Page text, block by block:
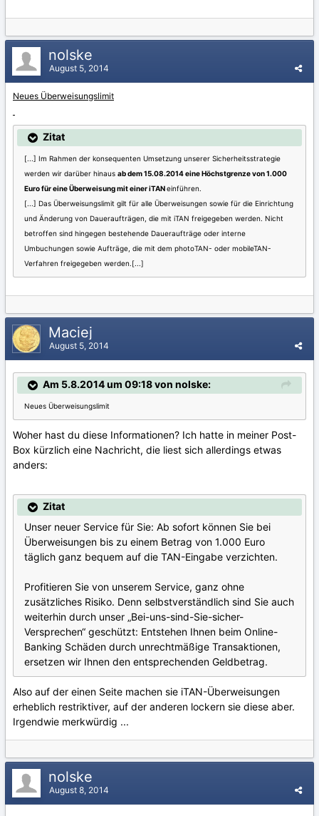
nolske
August 5, 2014
Neues Überweisungslimit
Zitat
[...] Im Rahmen der konsequenten Umsetzung unserer Sicherheitsstrategie
werden wir darüber hinaus ab dem 15.08.2014 eine Höchstgrenze von 1.000
Euro für eine Überweisung mit einer iTANeinführen.
[...] Das Überweisungslimit gilt für alle Überweisungen sowie für die Einrichtung
und Änderung von Daueraufträgen, die mit iTAN freigegeben werden. Nicht
betroffen sind hingegen bestehende Daueraufträge oder interne
Umbuchungen sowie Aufträge, die mit dem photoTAN- oder mobileTAN-
Verfahren freigegeben werden.[...]
Maciej
August 5, 2014
Am 5.8.2014 um 09:18 von nolske:
Neues Überweisungslimit
Woher hast du diese Informationen? Ich hatte in meiner Post-
Box kürzlich eine Nachricht, die liest sich allerdings etwas
anders:
Zitat
Unser neuer Service für Sie: Ab sofort können Sie bei
Überweisungen bis zu einem Betrag von 1.000 Euro
täglich ganz bequem auf die TAN-Eingabe verzichten.
Profitieren Sie von unserem Service, ganz ohne
zusätzliches Risiko. Denn selbstverständlich sind Sie auch
weiterhin durch unser „Bei-uns-sind-Sie-sicher-
Versprechen“ geschützt: Entstehen Ihnen beim Online-
Banking Schäden durch unrechtmäßige Transaktionen,
ersetzen wir Ihnen den entsprechenden Geldbetrag.
Also auf der einen Seite machen sie iTAN-Überweisungen
erheblich restriktiver, auf der anderen lockern sie diese aber.
Irgendwie merkwürdig ...
nolske
August 8, 2014